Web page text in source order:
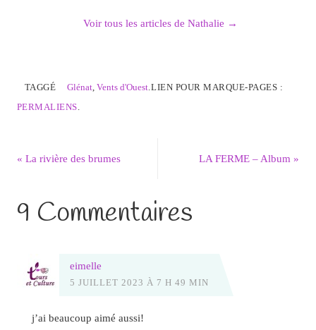
Voir tous les articles de Nathalie →
TAGGÉ Glénat ,Vents d'Ouest LIEN POUR MARQUE-PAGES :
PERMALIENS
« La rivière des brumes LA FERME – Album»
9 Commentaires
eimelle
5 JUILLET 2023 À 7 H 49 MIN
j’ai beaucoup aimé aussi!